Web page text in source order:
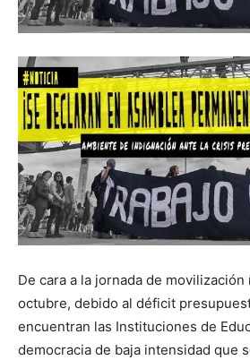
De cara a la jornada de movilización
octubre, debido al déficit
encuentran las Instituciones de
democracia de baja intensidad que